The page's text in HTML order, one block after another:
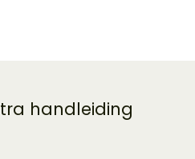
handleiding